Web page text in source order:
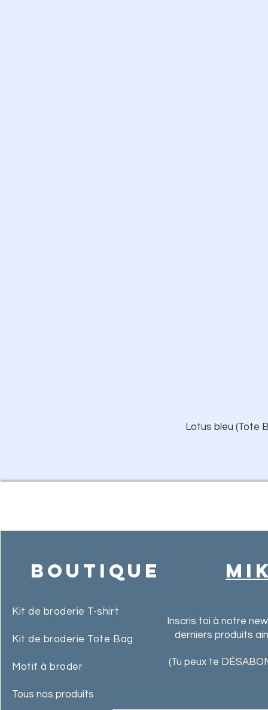
Lotus bleu (Tote
Boutique
Kit de broderie T-shirt
Kit de broderie Tote Bag
Motif à broder
Tous nos produits
Inscris toi à notre
derniers produits
(Tu peux te